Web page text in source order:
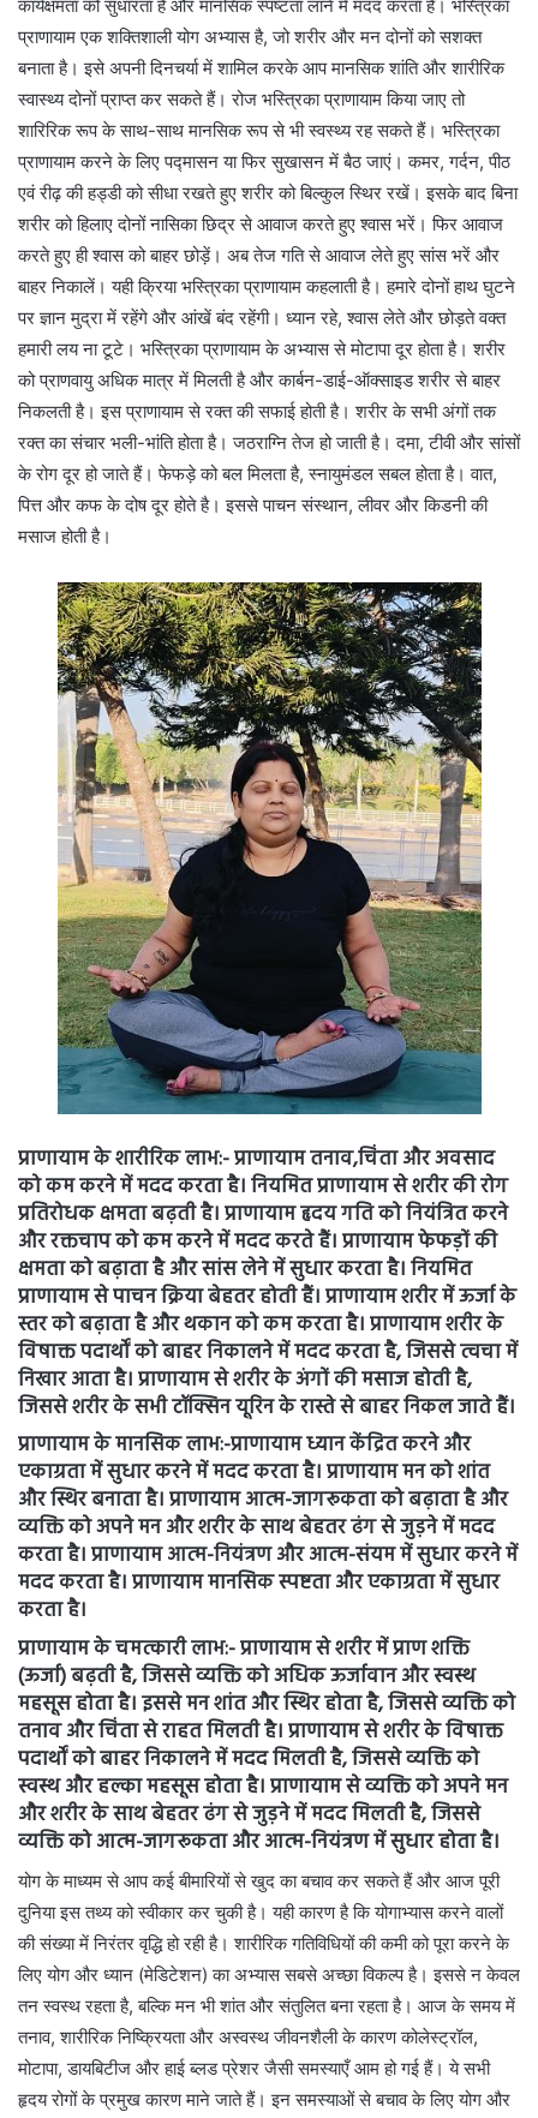
कार्यक्षमता को सुधारता है और मानसिक स्पष्टता लाने में मदद करता है। भस्त्रिका
प्राणायाम एक शक्तिशाली योग अभ्यास है, जो शरीर और मन दोनों को सशक्त
बनाता है। इसे अपनी दिनचर्या में शामिल करके आप मानसिक शांति और शारीरिक
स्वास्थ्य दोनों प्राप्त कर सकते हैं। रोज भस्त्रिका प्राणायाम किया जाए तो
शारिरिक रूप के साथ-साथ मानसिक रूप से भी स्वस्थ्य रह सकते हैं। भस्त्रिका
प्राणायाम करने के लिए पद्मासन या फिर सुखासन में बैठ जाएं। कमर, गर्दन, पीठ
एवं रीढ़ की हड्डी को सीधा रखते हुए शरीर को बिल्कुल स्थिर रखें। इसके बाद बिना
शरीर को हिलाए दोनों नासिका छिद्र से आवाज करते हुए श्वास भरें। फिर आवाज
करते हुए ही श्वास को बाहर छोड़ें। अब तेज गति से आवाज लेते हुए सांस भरें और
बाहर निकालें। यही क्रिया भस्त्रिका प्राणायाम कहलाती है। हमारे दोनों हाथ घुटने
पर ज्ञान मुद्रा में रहेंगे और आंखें बंद रहेंगी। ध्यान रहे, श्वास लेते और छोड़ते वक्त
हमारी लय ना टूटे। भस्त्रिका प्राणायाम के अभ्यास से मोटापा दूर होता है। शरीर
को प्राणवायु अधिक मात्र में मिलती है और कार्बन-डाई-ऑक्साइड शरीर से बाहर
निकलती है। इस प्राणायाम से रक्त की सफाई होती है। शरीर के सभी अंगों तक
रक्त का संचार भली-भांति होता है। जठराग्नि तेज हो जाती है। दमा, टीवी और सांसों
के रोग दूर हो जाते हैं। फेफड़े को बल मिलता है, स्नायुमंडल सबल होता है। वात,
पित्त और कफ के दोष दूर होते है। इससे पाचन संस्थान, लीवर और किडनी की
मसाज होती है।
प्राणायाम केशारीरिक लाभ:-प्राणायाम तनाव,चिंता और अवसाद
को कम करने में मदद करता है। नियमित प्राणायाम से शरीर की रोग
प्रतिरोधक क्षमता बढ़ती है। प्राणायाम हृदय गति को नियंत्रित करने
और रक्तचाप को कम करने में मदद करते हैं। प्राणायाम फेफड़ों की
क्षमता को बढ़ाता है और सांस लेने में सुधार करता है। नियमित
प्राणायाम से पाचन क्रिया बेहतर होती हैं। प्राणायाम शरीर में ऊर्जा के
स्तर को बढ़ाता है और थकान को कम करता है। प्राणायाम शरीर के
विषाक्त पदार्थों को बाहर निकालने में मदद करता है, जिससे त्वचा में
निखार आता है। प्राणायाम से शरीर के अंगों की मसाज होती है,
जिससे शरीर के सभी टॉक्सिन यूरिन के रास्ते से बाहर निकल जाते हैं।
प्राणायाम केमानसिक लाभ:-प्राणायाम ध्यान केंद्रित करने और
एकाग्रता में सुधार करने में मदद करता है। प्राणायाम मन को शांत
और स्थिर बनाता है। प्राणायाम आत्म-जागरूकता को बढ़ाता है और
व्यक्ति को अपने मन और शरीर के साथ बेहतर ढंग से जुड़ने में मदद
करता है। प्राणायाम आत्म-नियंत्रण और आत्म-संयम में सुधार करने में
मदद करता है। प्राणायाम मानसिक स्पष्टता और एकाग्रता में सुधार
करता है।
प्राणायाम केचमत्कारी लाभ:-प्राणायाम से शरीर में प्राण शक्ति
(ऊर्जा) बढ़ती है, जिससे व्यक्ति को अधिक ऊर्जावान और स्वस्थ
महसूस होता है। इससे मन शांत और स्थिर होता है, जिससे व्यक्ति को
तनाव और चिंता से राहत मिलती है। प्राणायाम से शरीर के विषाक्त
पदार्थों को बाहर निकालने में मदद मिलती है, जिससे व्यक्ति को
स्वस्थ और हल्का महसूस होता है। प्राणायाम से व्यक्ति को अपने मन
और शरीर के साथ बेहतर ढंग से जुड़ने में मदद मिलती है, जिससे
व्यक्ति को आत्म-जागरूकता और आत्म-नियंत्रण में सुधार होता है।
योग के माध्यम से आप कई बीमारियों से खुद का बचाव कर सकते हैं और आज पूरी
दुनिया इस तथ्य को स्वीकार कर चुकी है। यही कारण है कि योगाभ्यास करने वालों
की संख्या में निरंतर वृद्धि हो रही है। शारीरिक गतिविधियों की कमी को पूरा करने के
लिए योग और ध्यान (मेडिटेशन) का अभ्यास सबसे अच्छा विकल्प है। इससे न केवल
तन स्वस्थ रहता है, बल्कि मन भी शांत और संतुलित बना रहता है। आज के समय में
तनाव, शारीरिक निष्क्रियता और अस्वस्थ जीवनशैली के कारण कोलेस्ट्रॉल,
मोटापा, डायबिटीज और हाई ब्लड प्रेशर जैसी समस्याएँ आम हो गई हैं। ये सभी
हृदय रोगों के प्रमुख कारण माने जाते हैं। इन समस्याओं से बचाव के लिए योग और